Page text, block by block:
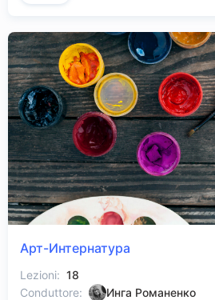
Арт-Интернатура
Lezioni: 18
Conduttore:
Инга Романенко